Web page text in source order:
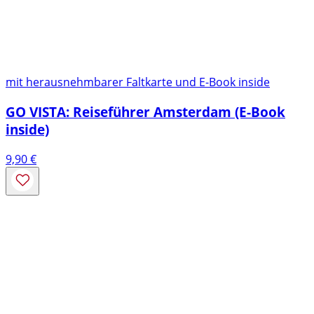
mit herausnehmbarer Faltkarte und E-Book inside
GO VISTA: Reiseführer Amsterdam (E-Book
inside)
9,90€